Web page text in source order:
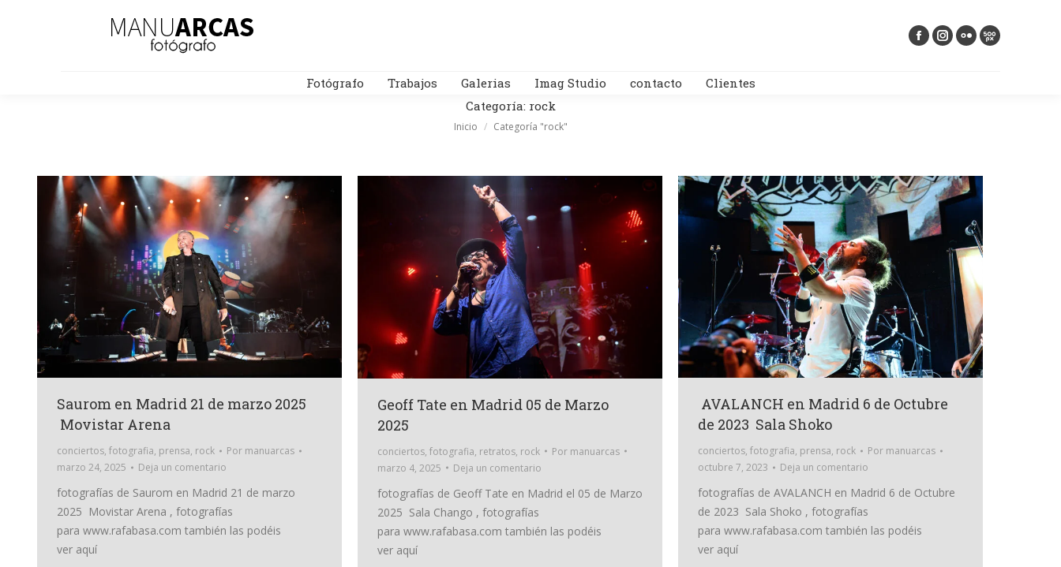
Fotógrafo Trabajos Galerias Imag Studio contacto
Clientes
Categoría: rock
Estás aquí:
Inicio Categoría "rock"
Saurom en Madrid 21 de marzo 2025
Movistar Arena
conciertos, fotografia, prensa, rock Por manuarcas
marzo 24, 2025
Deja un comentario
fotografías de Saurom en Madrid 21 de marzo
2025 Movistar Arena , fotografías
para www.rafabasa.com también las podéis
ver aquí
Geoff Tate en Madrid 05 de Marzo
2025
conciertos, fotografia, retratos, rock Por manuarcas
marzo 4, 2025
Deja un comentario
fotografías de Geoff Tate en Madrid el 05 de Marzo
2025 Sala Chango , fotografías
para www.rafabasa.com también las podéis
ver aquí
AVALANCH en Madrid 6 de Octubre
de 2023 Sala Shoko
conciertos, fotografia, prensa, rock Por manuarcas
octubre 7, 2023
Deja un comentario
fotografías de AVALANCH en Madrid 6 de Octubre
de 2023 Sala Shoko , fotografías
para www.rafabasa.com también las podéis
ver aquí